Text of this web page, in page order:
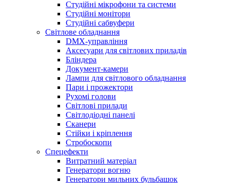
Студійні мікрофони та системи
Студійні монітори
Студійні сабвуфери
Світлове обладнання
DMX-управління
Аксесуари для світлових приладів
Бліндера
Документ-камери
Лампи для світлового обладнання
Пари і прожектори
Рухомі голови
Світлові прилади
Світлодіодні панелі
Сканери
Стійки і кріплення
Стробоскопи
Спецефекти
Витратний матеріал
Генератори вогню
Генератори мильних бульбашок